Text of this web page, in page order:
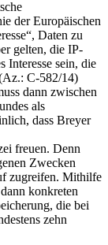
der Europäischen
Daten zu
gelten, die IP-
Interesse sein, die
C-582/14)
dann zwischen
als
dass Breyer
freuen. Denn
Zwecken
zugreifen. Mithilfe
konkreten
die bei
zehn